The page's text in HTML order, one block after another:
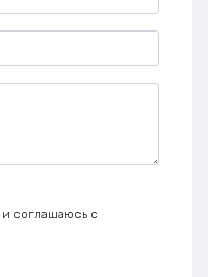
и соглашаюсь с